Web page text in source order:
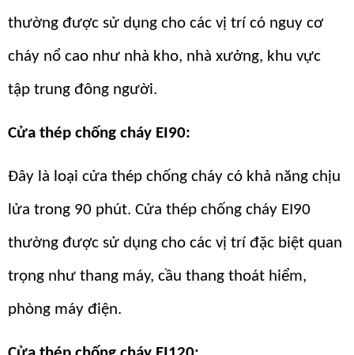
thường được sử dụng cho các vị trí có nguy cơ
cháy nổ cao như nhà kho, nhà xưởng, khu vực
tập trung đông người.
Cửa thép chống cháy EI90:
Đây là loại cửa thép chống cháy có khả năng chịu
lửa trong 90 phút. Cửa thép chống cháy EI90
thường được sử dụng cho các vị trí đặc biệt quan
trọng như thang máy, cầu thang thoát hiểm,
phòng máy điện.